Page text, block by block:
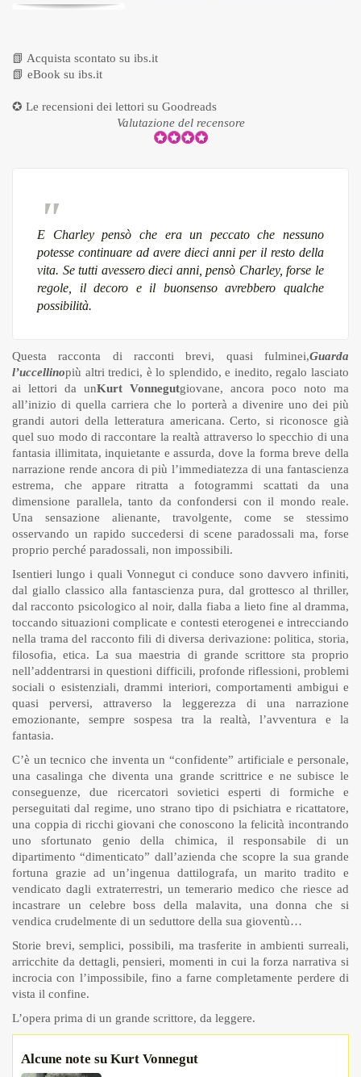
📗 Acquista scontato su ibs.it
📗 eBook su ibs.it
✪ Le recensioni dei lettori su Goodreads
Valutazione del recensore
E Charley pensò che era un peccato che nessuno
potesse continuare ad avere dieci anni per il resto della
vita. Se tutti avessero dieci anni, pensò Charley, forse le
regole, il decoro e il buonsenso avrebbero qualche
possibilità.
Questa racconta di racconti brevi, quasi fulminei,Guarda
l’uccellinopiù altri tredici, è lo splendido, e inedito, regalo lasciato
ai lettori da unKurt Vonnegutgiovane, ancora poco noto ma
all’inizio di quella carriera che lo porterà a divenire uno dei più
grandi autori della letteratura americana. Certo, si riconosce già
quel suo modo di raccontare la realtà attraverso lo specchio di una
fantasia illimitata, inquietante e assurda, dove la forma breve della
narrazione rende ancora di più l’immediatezza di una fantascienza
estrema, che appare ritratta a fotogrammi scattati da una
dimensione parallela, tanto da confondersi con il mondo reale.
Una sensazione alienante, travolgente, come se stessimo
osservando un rapido succedersi di scene paradossali ma, forse
proprio perché paradossali, non impossibili.
Isentieri lungo i quali Vonnegut ci conduce sono davvero infiniti,
dal giallo classico alla fantascienza pura, dal grottesco al thriller,
dal racconto psicologico al noir, dalla fiaba a lieto fine al dramma,
toccando situazioni complicate e contesti eterogenei e intrecciando
nella trama del racconto fili di diversa derivazione: politica, storia,
filosofia, etica. La sua maestria di grande scrittore sta proprio
nell’addentrarsi in questioni difficili, profonde riflessioni, problemi
sociali o esistenziali, drammi interiori, comportamenti ambigui e
quasi perversi, attraverso la leggerezza di una narrazione
emozionante, sempre sospesa tra la realtà, l’avventura e la
fantasia.
C’è un tecnico che inventa un “confidente” artificiale e personale,
una casalinga che diventa una grande scrittrice e ne subisce le
conseguenze, due ricercatori sovietici esperti di formiche e
perseguitati dal regime, uno strano tipo di psichiatra e ricattatore,
una coppia di ricchi giovani che conoscono la felicità incontrando
uno sfortunato genio della chimica, il responsabile di un
dipartimento “dimenticato” dall’azienda che scopre la sua grande
fortuna grazie ad un’ingenua dattilografa, un marito tradito e
vendicato dagli extraterrestri, un temerario medico che riesce ad
incastrare un celebre boss della malavita, una donna che si
vendica crudelmente di un seduttore della sua gioventù…
Storie brevi, semplici, possibili, ma trasferite in ambienti surreali,
arricchite da dettagli, pensieri, momenti in cui la forza narrativa si
incrocia con l’impossibile, fino a farne completamente perdere di
vista il confine.
L’opera prima di un grande scrittore, da leggere.
Alcune note su Kurt Vonnegut